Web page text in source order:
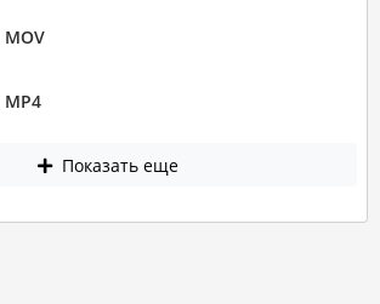
MOV
MP4
Показать еще